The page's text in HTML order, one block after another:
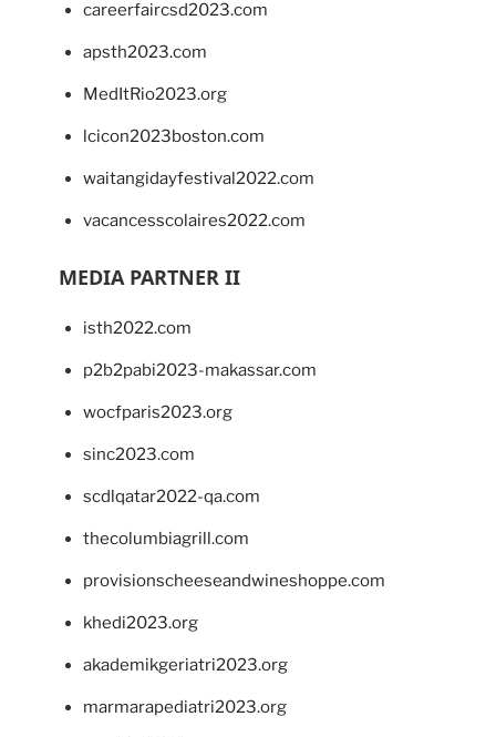
careerfaircsd2023.com
apsth2023.com
MedItRio2023.org
lcicon2023boston.com
waitangidayfestival2022.com
vacancesscolaires2022.com
MEDIA PARTNER II
isth2022.com
p2b2pabi2023-makassar.com
wocfparis2023.org
sinc2023.com
scdlqatar2022-qa.com
thecolumbiagrill.com
provisionscheeseandwineshoppe.com
khedi2023.org
akademikgeriatri2023.org
marmarapediatri2023.org